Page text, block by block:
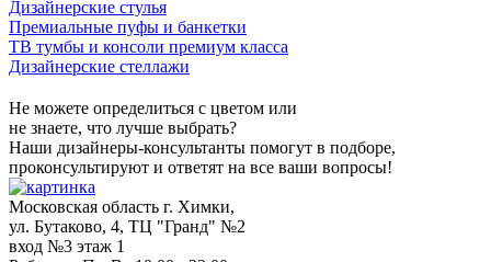
Дизайнерские стулья
Премиальные пуфы и банкетки
ТВ тумбы и консоли премиум класса
Дизайнерские стеллажи
Не можете определиться с цветом или
не знаете, что лучше выбрать?
Наши дизайнеры-консультанты помогут в подборе,
проконсультируют и ответят на все ваши вопросы!
Московская область г. Химки,
ул. Бутаково, 4, ТЦ "Гранд" №2
вход №3 этаж 1